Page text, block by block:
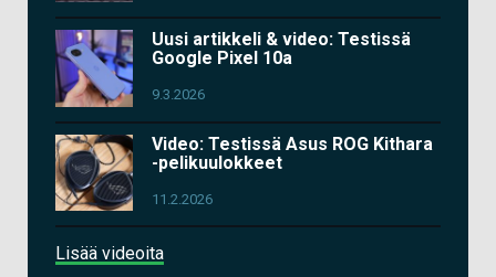
Uusi artikkeli & video: Testissä
Google Pixel 10a
9.3.2026
Video: Testissä Asus ROG Kithara
-pelikuulokkeet
11.2.2026
Lisää videoita